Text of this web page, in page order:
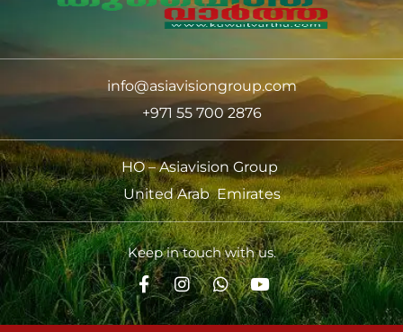
info@asiavisiongroup.com
+971 55 700 2876
HO – Asiavision Group
United Arab Emirates
Keep in touch with us.